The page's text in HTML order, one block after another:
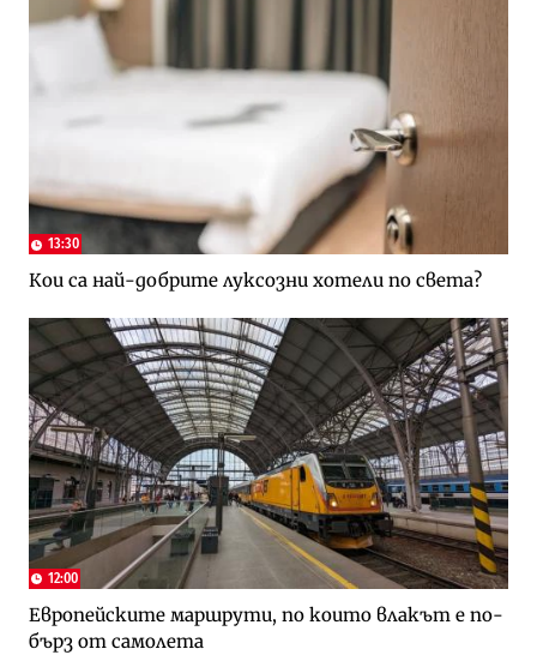
13:30
Кои са най-добрите луксозни хотели по света?
12:00
Европейските маршрути, по които влакът е по-
бърз от самолета